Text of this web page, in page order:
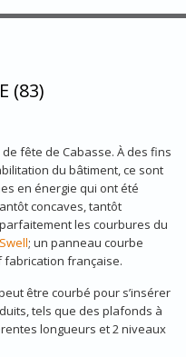
(83)
fête de Cabasse. À des fins
du bâtiment, ce sont
en énergie qui ont été
concaves, tantôt
les courbures du
; un panneau courbe
fabrication française.
être courbé pour s’insérer
tels que des plafonds à
longueurs et 2niveaux